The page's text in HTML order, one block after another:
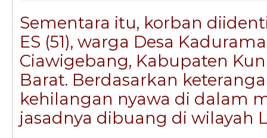
Sementara itu, korban
ES (51), warga Desa
Ciawigebang, Kabupaten
Barat. Berdasarkan
kehilangan nyawa di dalam
jasadnya dibuang di wilayah